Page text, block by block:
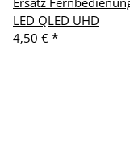
LED QLED UHD
4,50 € *